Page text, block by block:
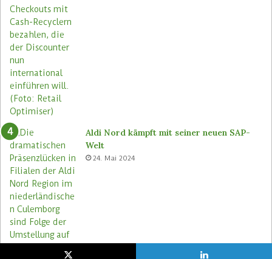
Aldi Nord kämpft mit seiner neuen SAP-
Welt
24. Mai 2024